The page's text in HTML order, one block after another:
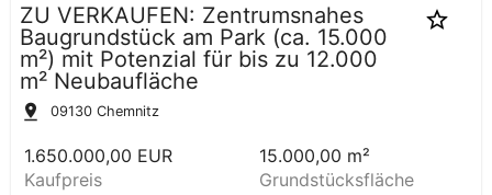
ZU VERKAUFEN: Zentrumsnahes
Baugrundstück am Park (ca. 15.000
m²) mit Potenzial für bis zu 12.000
m² Neubaufläche
09130 Chemnitz
1.650.000,00 EUR
Kaufpreis
15.000,00 m²
Grundstücksfläche